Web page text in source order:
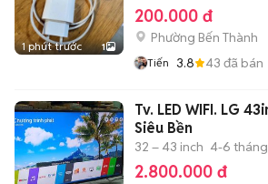
1 phút trước 1
200.000 đ
Phường Bến Thành
Tiến 3.8 43 đã bán
Tv. LED WIFI. LG 43inch. 4k. Màn IPS.
Siêu Bền
32 – 43 inch 4-6 tháng
2.800.000 đ